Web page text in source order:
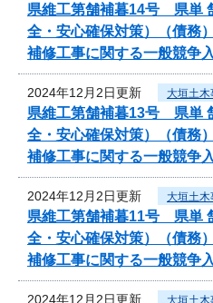
県維工第舗補暮14号 県単
全・安心確保対策）（債
補修工事に関する一般競争
2024年12月2日更新 大垣土
県維工第舗補暮13号 県単
全・安心確保対策）（債
補修工事に関する一般競争
2024年12月2日更新 大垣土
県維工第舗補暮11号 県単
全・安心確保対策）（債
補修工事に関する一般競争
2024年12月2日更新 大垣土